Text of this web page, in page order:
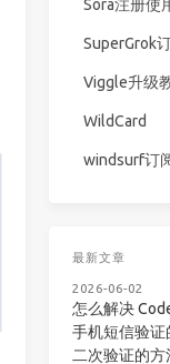
Sora注册使
SuperGrok
Viggle升级
WildCard
windsurf订
最新文章
2026-06-02
怎么解决
手机短信验证
二次验证的方